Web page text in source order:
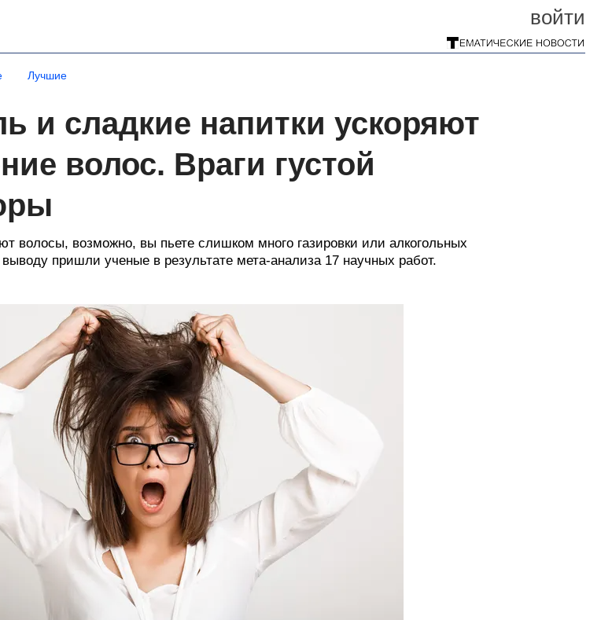
войти
Лучшие
и сладкие напитки ускоряют
волос. Враги густой
волосы, возможно, вы пьете слишком много газировки или алкогольных
выводу пришли ученые в результате мета-анализа 17 научных работ.